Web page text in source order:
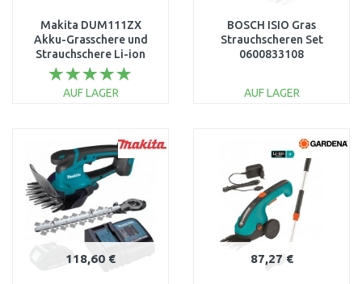
Makita DUM111ZX
Akku-Grasschere und
Strauchschere Li-ion
LXT 18V ohne Akku
AUF LAGER
Vergleichen
BOSCH ISIO Gras
Strauchscheren Set
0600833108
AUF LAGER
Vergleichen
118,60 € 87,27 €